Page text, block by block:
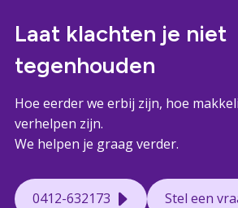
Laat klachten je niet
tegenhouden
Hoe eerder we erbij zijn, hoe
verhelpen zijn.
We helpen je graag verder.
0412-632173 Stel een